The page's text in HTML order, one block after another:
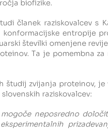
biofizike.
članek raziskovalcev s
konformacijske entropije
številki omenjene
Ta je pomembna
študij zvijanja proteinov,
raziskovalcev:
neposredno